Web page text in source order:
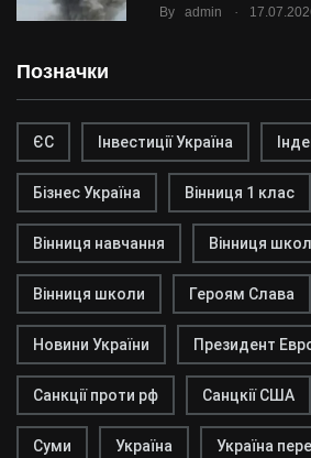
By admin .
Позначки
ЄС Інвестиції Україна
Бізнес Україна Вінниця 1 клас
Вінниця навчання Вінниця
Вінниця школи Героям Слава
Новини України Президент
Санкції проти рф Санцкії США
Суми Україна Україна